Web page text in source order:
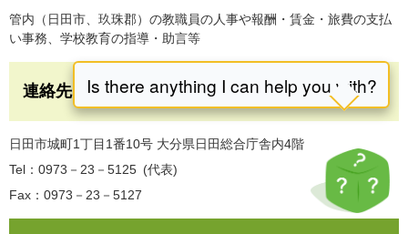
管内（日田市、玖珠郡）の教職員の人事や報酬・賃金・旅費の支払
い事務、学校教育の指導・助言等
連絡先
日田市城町1丁目1番10号 大分県日田総合庁舎内4階
Tel：0973－23－5125
代表
Fax：0973－23－5127